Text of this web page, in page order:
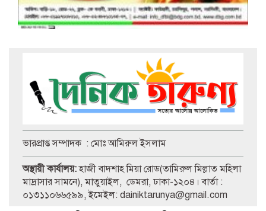
বিভিন্ন সংবাদ মাধ্যমে (প্রিন্ট ও ইলেক্ট্রনিক্স)
প্রকাশিত হচ্ছে যা সত্য নয়। (প্রেস বিজ্ঞপ্তি)
ভারপ্রাপ্ত সম্পাদক : মোঃ আমিরুল ইসলাম
অস্থায়ী কার্যালয়:হাজী বাদশাহ মিয়া রোড(তামিরুল মিল্লাত মহিলা
মাদ্রাসার সামনে), মাতুয়াইল, ডেমরা, ঢাকা-১২০৪। বার্তা :
০১৩১১০৬৬৫৯৯, ইমেইল: dainiktarunya@gmail.com